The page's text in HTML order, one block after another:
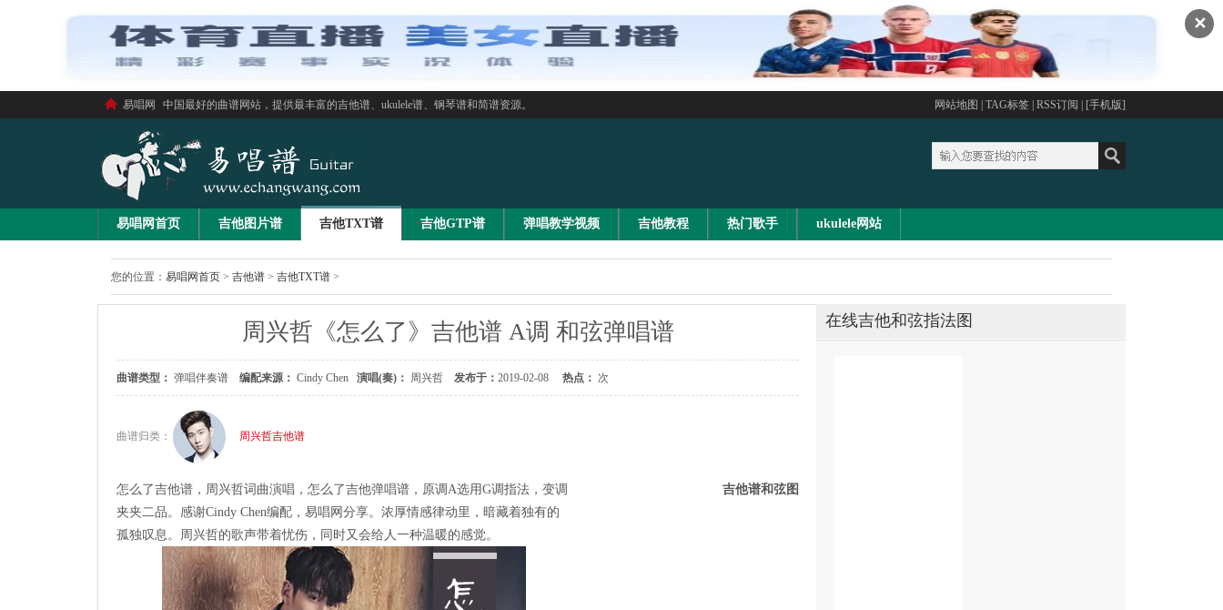
✕
易唱网 中国最好的曲谱网站，提供最丰富的吉他谱、ukulele谱、钢琴谱和简谱资源。 网站地图 TAG标签 RSS订阅 | [手机版]
易唱网首页 吉他图片谱 吉他TXT谱 吉他GTP谱 弹唱教学视频 吉他教程 热门歌手 ukulele网站
您的位置： 易唱网首页 > 吉他谱 > 吉他TXT谱 >
周兴哲《怎么了》吉他谱 A调 和弦弹唱谱
曲谱类型： 弹唱伴奏谱 编配来源： Cindy Chen 演唱(奏)： 周兴哲 发布于： 2019-02-08 热点： 次
曲谱归类： 周兴哲吉他谱
怎么了吉他谱，周兴哲词曲演唱，怎么了吉他弹唱谱，原调A选用G调指法，变调
夹夹二品。感谢Cindy Chen编配，易唱网分享。浓厚情感律动里，暗藏着独有的
孤独叹息。周兴哲的歌声带着忧伤，同时又会给人一种温暖的感觉。
吉他谱和弦图
在线吉他和弦指法图